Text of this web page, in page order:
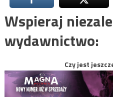
Wspieraj
wydawnictwo:
Czy jest